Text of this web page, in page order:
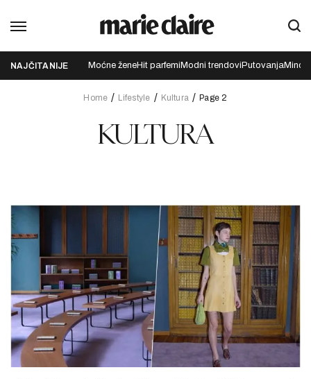
NAJČITANIJE Moćne ženeHit parfemi Modni trendovi Putovanja
Home Lifestyle Kultura Page 2
KULTURA